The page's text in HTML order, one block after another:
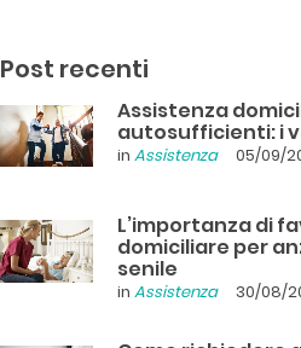
Post recenti
Assistenza
autosufficienti: i
in Assistenza 05/09/
L’importanza di
domiciliare per
senile
in Assistenza 30/08/